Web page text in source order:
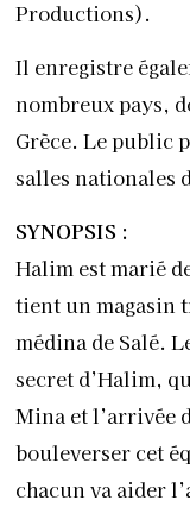
Productions).
Il enregistre
nombreux pays,
Grèce. Le public
salles nationales
SYNOPSIS :
Halim est marié
tient un magasin
médina de Salé.
secret d’Halim,
Mina et l’arrivée
bouleverser cet
chacun va aider